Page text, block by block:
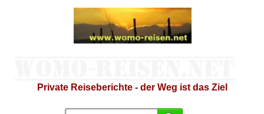
Private Reiseberichte - der Weg ist das Ziel